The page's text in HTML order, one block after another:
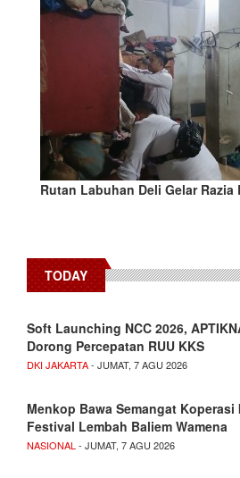
Rutan Labuhan Deli Gelar
TODAY
Soft Launching NCC 2026,
Dorong Percepatan RUU KKS
DKI JAKARTA- JUMAT, 7 AGU 2026
Menkop Bawa Semangat Koperasi
Festival Lembah Baliem Wamena
NASIONAL- JUMAT, 7 AGU 2026